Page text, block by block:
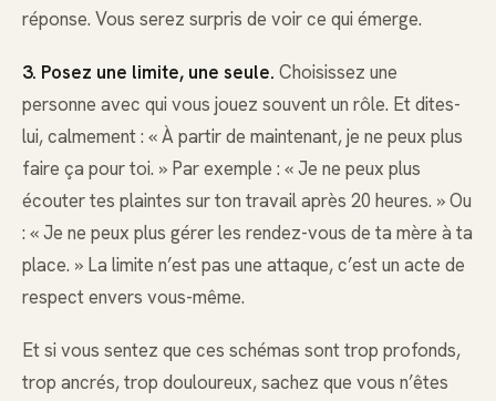
réponse. Vous serez surpris de voir ce qui émerge.
3. Posez une limite, une seule. Choisissez une
personne avec qui vous jouez souvent un rôle. Et dites-
lui, calmement : « À partir de maintenant, je ne peux plus
faire ça pour toi. » Par exemple : « Je ne peux plus
écouter tes plaintes sur ton travail après 20 heures. » Ou
: « Je ne peux plus gérer les rendez-vous de ta mère à ta
place. » La limite n’est pas une attaque, c’est un acte de
respect envers vous-même.
Et si vous sentez que ces schémas sont trop profonds,
trop ancrés, trop douloureux, sachez que vous n’êtes